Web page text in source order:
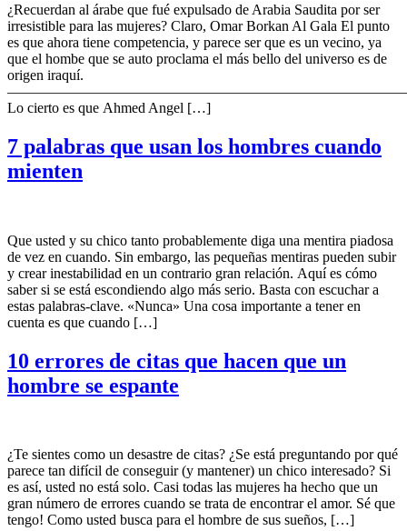
¿Recuerdan al árabe que fué expulsado de Arabia Saudita por ser
irresistible para las mujeres? Claro, Omar Borkan Al Gala El punto
es que ahora tiene competencia, y parece ser que es un vecino, ya
que el hombe que se auto proclama el más bello del universo es de
origen iraquí.
Lo cierto es que Ahmed Angel […]
7 palabras que usan los hombres cuando
mienten
Que usted y su chico tanto probablemente diga una mentira piadosa
de vez en cuando. Sin embargo, las pequeñas mentiras pueden subir
y crear inestabilidad en un contrario gran relación. Aquí es cómo
saber si se está escondiendo algo más serio. Basta con escuchar a
estas palabras-clave. «Nunca» Una cosa importante a tener en
cuenta es que cuando […]
10 errores de citas que hacen que un
hombre se espante
¿Te sientes como un desastre de citas? ¿Se está preguntando por qué
parece tan difícil de conseguir (y mantener) un chico interesado? Si
es así, usted no está solo. Casi todas las mujeres ha hecho que un
gran número de errores cuando se trata de encontrar el amor. Sé que
tengo! Como usted busca para el hombre de sus sueños, […]